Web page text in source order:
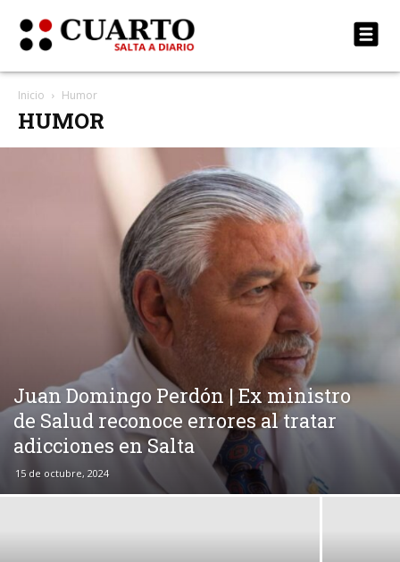
Inicio Humor
HUMOR
Juan Domingo Perdón | Ex ministro
de Salud reconoce errores al tratar
adicciones en Salta
15 de octubre, 2024